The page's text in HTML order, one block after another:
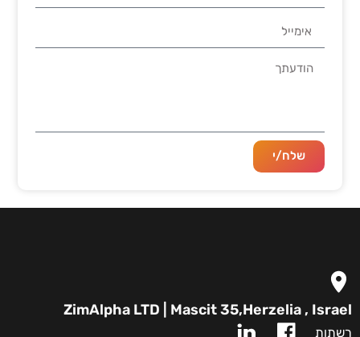
שלח/י
ZimAlpha LTD | Mascit 35,Herzelia , Israel
רשתות